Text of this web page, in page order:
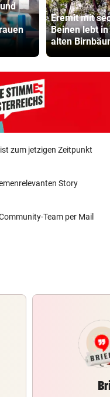
Eremit mit
Beinen lebt in
alten
zum jetzigen Zeitpunkt
Story
Team per Mail